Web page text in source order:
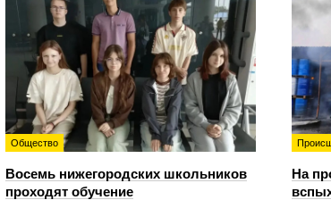
Общество
Восемь нижегородских школьников
проходят обучение
На